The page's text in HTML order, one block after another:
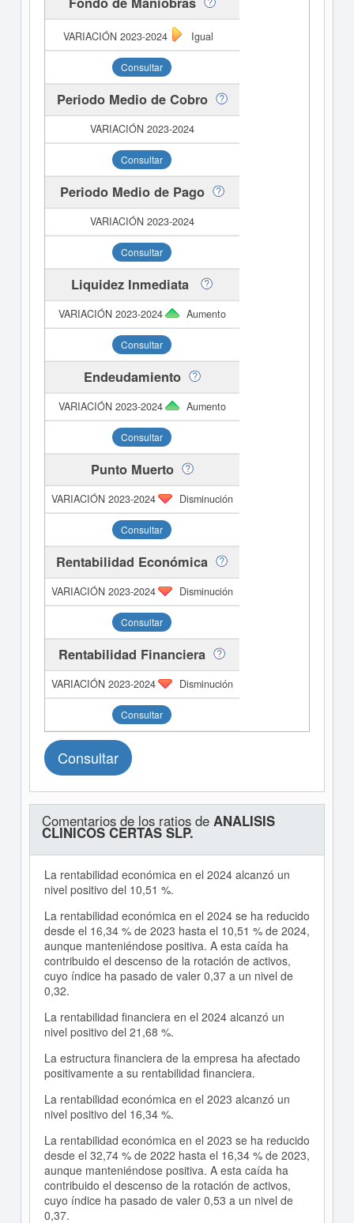
Igual
Consultar
Periodo Medio de Cobro
Consultar
Periodo Medio de Pago
Consultar
Liquidez Inmediata
Aumento
Consultar
Endeudamiento
Aumento
Consultar
Punto Muerto
Disminución
Consultar
Rentabilidad Económica
Disminución
Consultar
Rentabilidad Financiera
Disminución
Consultar
Consultar
Comentarios de los ratios de ANALISIS
CLINICOS CERTAS SLP.
La rentabilidad económica en el 2024 alcanzó un
nivel positivo del 10,51 %.
La rentabilidad económica en el 2024 se ha reducido
desde el 16,34 % de 2023 hasta el 10,51 % de 2024,
aunque manteniéndose positiva. A esta caída ha
contribuido el descenso de la rotación de activos,
cuyo índice ha pasado de valer 0,37 a un nivel de
0,32.
La rentabilidad financiera en el 2024 alcanzó un
nivel positivo del 21,68 %.
La estructura financiera de la empresa ha afectado
positivamente a su rentabilidad financiera.
La rentabilidad económica en el 2023 alcanzó un
nivel positivo del 16,34 %.
La rentabilidad económica en el 2023 se ha reducido
desde el 32,74 % de 2022 hasta el 16,34 % de 2023,
aunque manteniéndose positiva. A esta caída ha
contribuido el descenso de la rotación de activos,
cuyo índice ha pasado de valer 0,53 a un nivel de
0,37.